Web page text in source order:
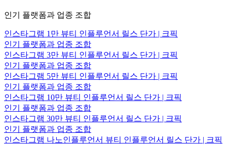
인기 플랫폼과 업종 조합
인스타그램 1만 뷰티 인플루언서 릴스 단가 | 크픽
인기 플랫폼과 업종 조합
인스타그램 3만 뷰티 인플루언서 릴스 단가 | 크픽
인기 플랫폼과 업종 조합
인스타그램 5만 뷰티 인플루언서 릴스 단가 | 크픽
인기 플랫폼과 업종 조합
인스타그램 10만 뷰티 인플루언서 릴스 단가 | 크픽
인기 플랫폼과 업종 조합
인스타그램 30만 뷰티 인플루언서 릴스 단가 | 크픽
인기 플랫폼과 업종 조합
인스타그램 나노인플루언서 뷰티 인플루언서 릴스 단가 | 크픽